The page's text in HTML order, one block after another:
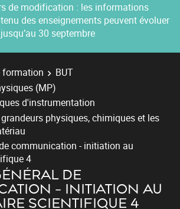
de modification : les informations
des enseignements peuvent évoluer
jusqu’au 30 septembre
formation
BUT
(MP)
d'instrumentation
physiques, chimiques et les
communication - initiation au
4
DE
- INITIATION AU
SCIENTIFIQUE 4